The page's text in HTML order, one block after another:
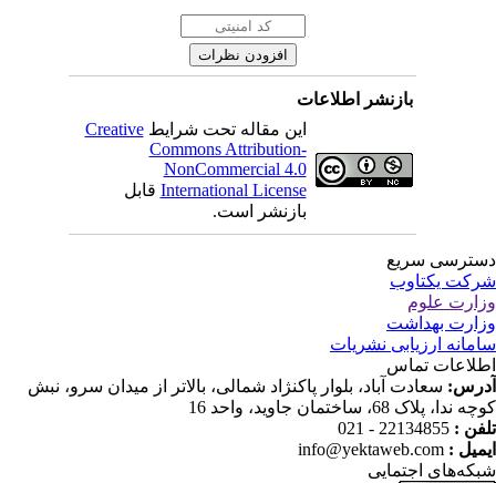
بازنشر اطلاعات
این مقاله تحت شرایطCreative
Commons Attribution-
NonCommercial 4.0
International Licenseقابل
بازنشر است.
سریع
یکتاوب
علوم
بهداشت
ارزیابی نشریات
تماس
سعادت آباد، بلوار پاکنژاد شمالی، بالاتر از میدان سرو، نبش
پلاک 68، ساختمان جاوید، واحد 16
:
22134855 - 021
:
info@yektaweb.com
اجتمایی